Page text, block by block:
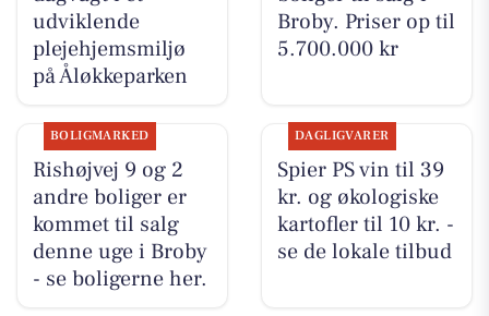
udviklende
plejehjemsmiljø
på Åløkkeparken
Broby. Priser op til
5.700.000 kr
BOLIGMARKED
Rishøjvej 9 og 2
andre boliger er
kommet til salg
denne uge i Broby
- se boligerne her.
DAGLIGVARER
Spier PS vin til 39
kr. og økologiske
kartofler til 10 kr. -
se de lokale tilbud